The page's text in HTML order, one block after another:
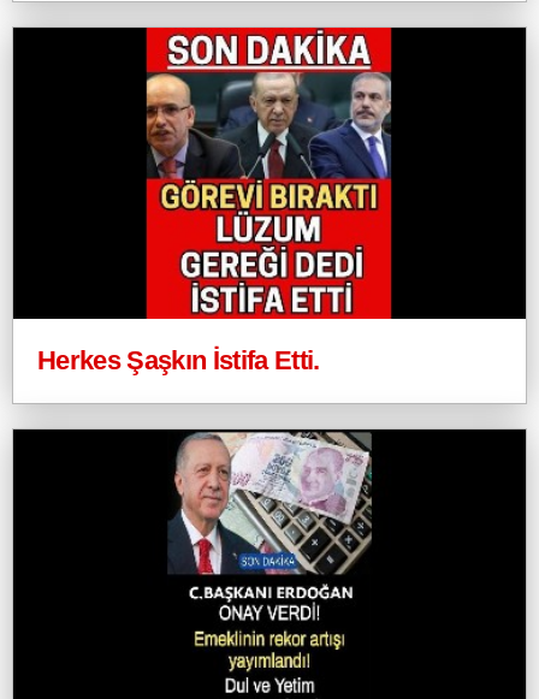
Herkes Şaşkın İstifa Etti.